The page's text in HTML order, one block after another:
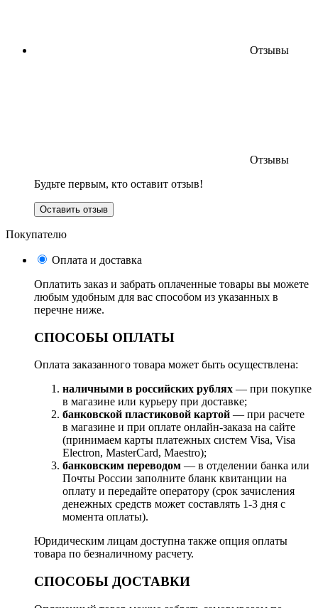
Отзывы
Отзывы
Будьте первым, кто оставит отзыв!
Оставить отзыв
Покупателю
Оплата и доставка
Оплатить заказ и забрать оплаченные товары вы можете
любым удобным для вас способом из указанных в
перечне ниже.
СПОСОБЫ ОПЛАТЫ
Оплата заказанного товара может быть осуществлена:
наличными в российских рублях — при покупке
в магазине или курьеру при доставке;
банковской пластиковой картой — при расчете
в магазине и при оплате онлайн-заказа на сайте
(принимаем карты платежных систем Visa, Visa
Electron, MasterCard, Maestro);
банковским переводом — в отделении банка или
Почты России заполните бланк квитанции на
оплату и передайте оператору (срок зачисления
денежных средств может составлять 1-3 дня с
момента оплаты).
Юридическим лицам доступна также опция оплаты
товара по безналичному расчету.
СПОСОБЫ ДОСТАВКИ